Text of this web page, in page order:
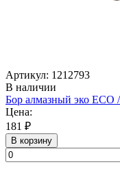
Артикул: 1212793
В наличии
Бор алмазный эко ECO
Цена:
181 ₽
В корзину